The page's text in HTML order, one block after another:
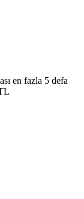
en fazla 5 defa